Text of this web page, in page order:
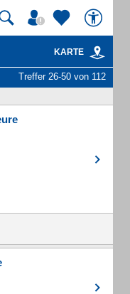
KARTE
Treffer 26-50 von 112